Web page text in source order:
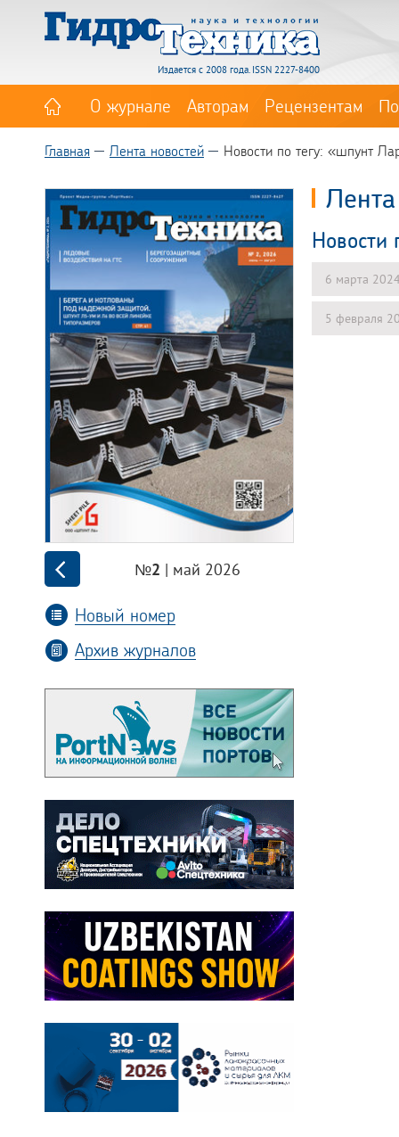
Издается с 2008 года. ISSN 2227-8400
О журнале Авторам Рецензентам
Главная Лента новостей Новости по тегу: «шпунт
№2 | май 2026
Новый номер
Архив журналов
Новости
6 марта
5 февраля